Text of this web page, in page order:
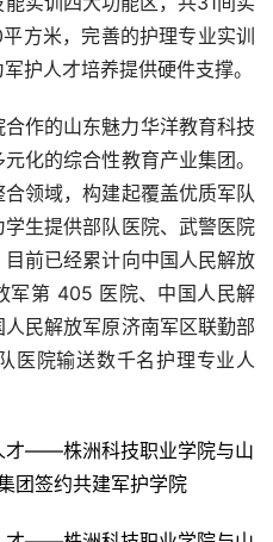
方米，完善的护理专业实训
护人才培养提供硬件支撑。
作的山东魅力华洋教育科技
化的综合性教育产业集团。
领域，构建起覆盖优质军队
生提供部队医院、武警医院
目前已经累计向中国人民解放
军第 405 医院、中国人民解
民解放军原济南军区联勤部
医院输送数千名护理专业人